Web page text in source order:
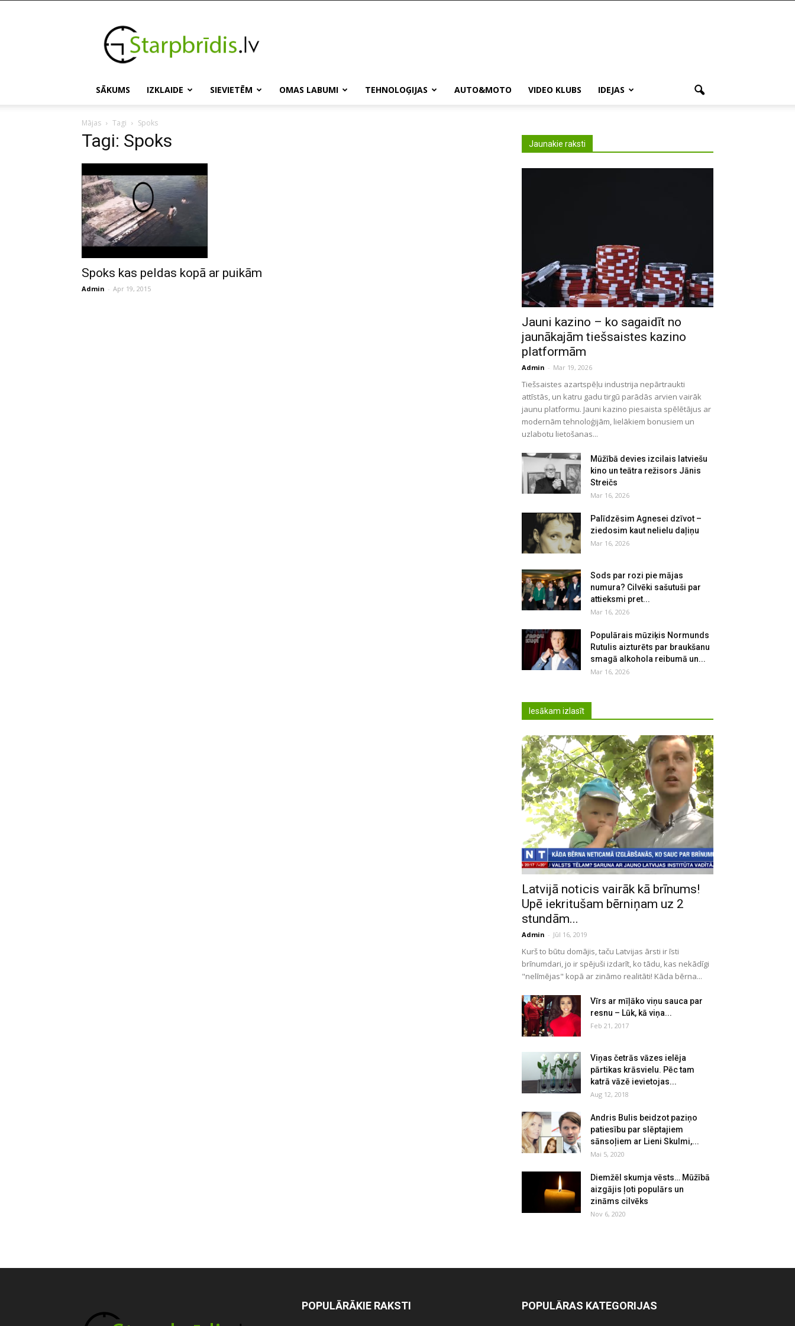
Starpbridis.lv
SĀKUMS IZKLAIDE SIEVIETĒM OMAS LABUMI TEHNOLOĢIJAS AUTO&MOTO VIDEO KLUBS IDEJAS
Mājas Tagi Spoks
Tagi: Spoks
Spoks kas peldas kopā ar puikām
Admin - Apr 19, 2015
Jaunakie raksti
Jauni kazino – ko sagaidīt no
jaunākajām tiešsaistes kazino
platformām
Admin - Mar 19, 2026
Tiešsaistes azartspēļu industrija nepārtraukti
attīstās, un katru gadu tirgū parādās arvien vairāk
jaunu platformu. Jauni kazino piesaista spēlētājus ar
modernām tehnoloģijām, lielākiem bonusiem un
uzlabotu lietošanas...
Mūžībā devies izcilais latviešu
kino un teātra režisors Jānis
Streičs
Mar 16, 2026
Palīdzēsim Agnesei dzīvot –
ziedosim kaut nelielu daļiņu
Mar 16, 2026
Sods par rozi pie mājas
numura? Cilvēki sašutuši par
attieksmi pret...
Mar 16, 2026
Populārais mūziķis Normunds
Rutulis aizturēts par braukšanu
smagā alkohola reibumā un...
Mar 16, 2026
Iesākam izlasīt
Latvijā noticis vairāk kā brīnums!
Upē iekritušam bērniņam uz 2
stundām...
Admin - Jūl 16, 2019
Kurš to būtu domājis, taču Latvijas ārsti ir īsti
brīnumdari, jo ir spējuši izdarīt, ko tādu, kas nekādīgi
"nelīmējas" kopā ar zināmo realitāti! Kāda bērna...
Vīrs ar mīļāko viņu sauca par
resnu – Lūk, kā viņa...
Feb 21, 2017
Viņas četrās vāzes ielēja
pārtikas krāsvielu. Pēc tam
katrā vāzē ievietojas...
Aug 12, 2018
Andris Bulis beidzot paziņo
patiesību par slēptajiem
sānsoļiem ar Lieni Skulmi,...
Mai 5, 2020
Diemžēl skumja vēsts… Mūžībā
aizgājis ļoti populārs un
zināms cilvēks
Nov 6, 2020
POPULĀRĀKIE RAKSTI POPULĀRAS KATEGORIJAS